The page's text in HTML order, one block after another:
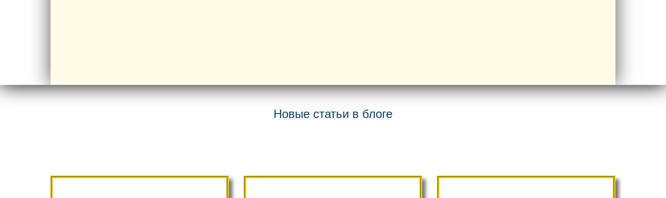
Новые статьи в блоге